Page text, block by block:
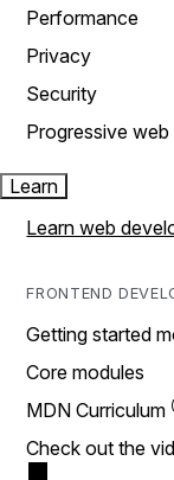
Performance
Privacy
Security
Progressive web
Learn
Learn web
FRONTEND
Getting started
Core modules
MDN Curriculum
Check out the